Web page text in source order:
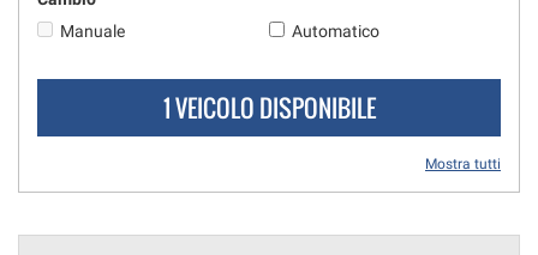
Manuale
Automatico
1 VEICOLO DISPONIBILE
Mostra tutti
questi
rimanda
cookie
Puoi